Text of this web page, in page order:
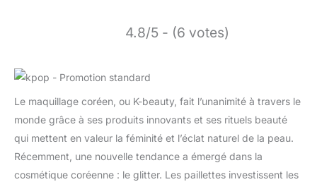
4.8/5 - (6 votes)
Le maquillage coréen, ou K-beauty, fait l’unanimité à travers le
monde grâce à ses produits innovants et ses rituels beauté
qui mettent en valeur la féminité et l’éclat naturel de la peau.
Récemment, une nouvelle tendance a émergé dans la
cosmétique coréenne : le glitter. Les paillettes investissent les